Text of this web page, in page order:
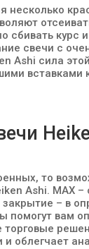
несколько
сбивать курс
свечи с
Ashi сила
вставками
то
Ashi. MAX
– в
помогут вам
облегчает